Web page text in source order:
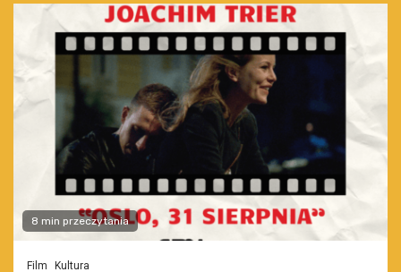
8 min przeczytania
Film Kultura